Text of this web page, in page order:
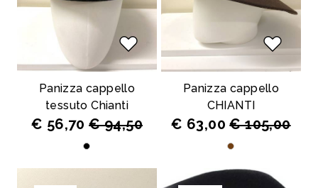
Panizza cappello
tessuto Chianti
€ 56,70€ 94,50
Panizza cappello
CHIANTI
€ 63,00€ 105,00